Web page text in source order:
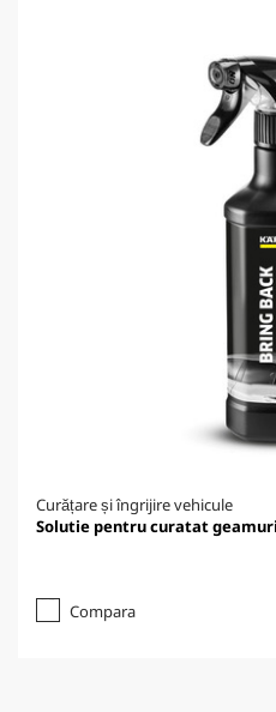
Curățare și îngrijire vehicule
Solutie pentru curatat
Compara